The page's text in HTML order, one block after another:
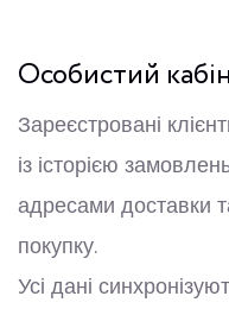
Особистий
Зареєстровані
із історією
адресами доставки
покупку.
Усі дані